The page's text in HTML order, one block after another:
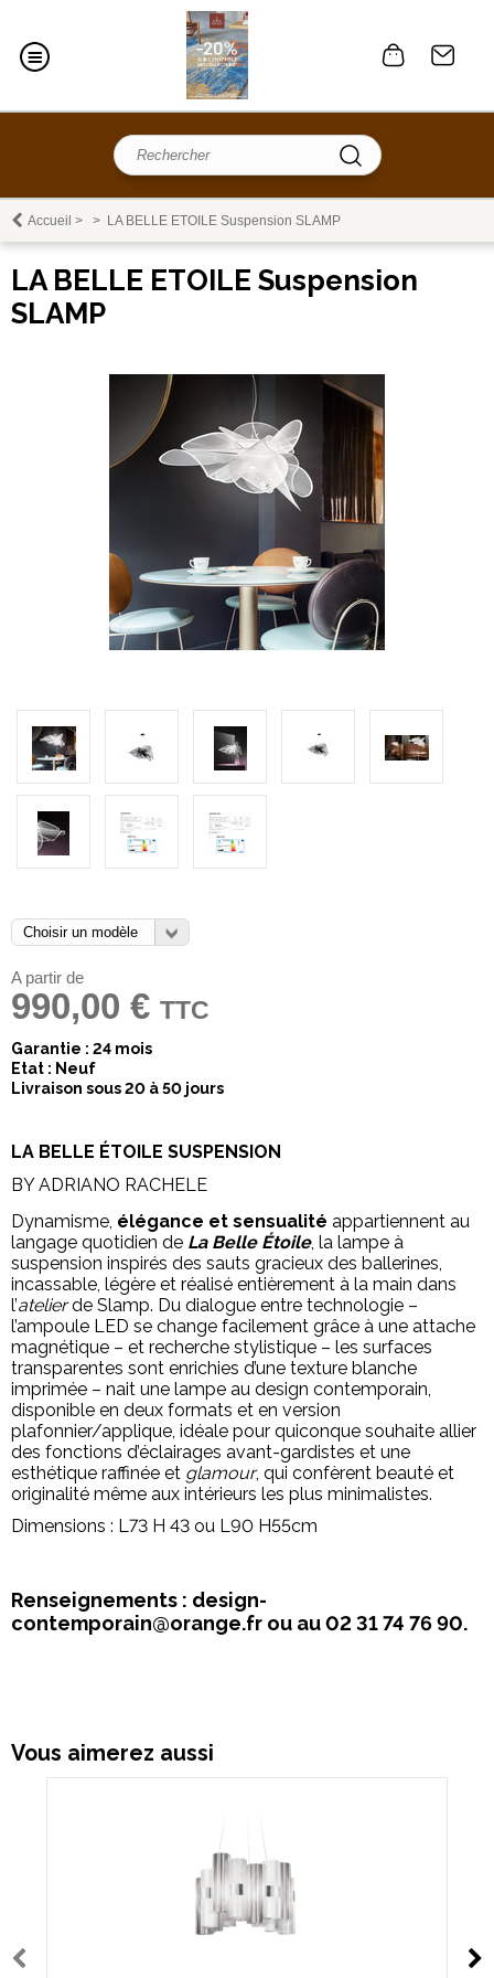
Accueil > > LA BELLE ETOILE Suspension SLAMP
LA BELLE ETOILE Suspension
SLAMP
A partir de
990,00 € TTC
Garantie : 24 mois
Etat : Neuf
Livraison sous 20 à 50 jours
LA BELLE ÉTOILE SUSPENSION
BY ADRIANO RACHELE
Dynamisme, élégance et sensualité appartiennent au
langage quotidien de La Belle Étoile, la lampe à
suspension inspirés des sauts gracieux des ballerines,
incassable, légère et réalisé entièrement à la main dans
l’atelierde Slamp. Du dialogue entre technologie –
l’ampoule LED se change facilement grâce à une attache
magnétique – et recherche stylistique – les surfaces
transparentes sont enrichies d’une texture blanche
imprimée – nait une lampe au design contemporain,
disponible en deux formats et en version
plafonnier/applique, idéale pour quiconque souhaite allier
des fonctions d’éclairages avant-gardistes et une
esthétique raffinée et glamour, qui confèrent beauté et
originalité même aux intérieurs les plus minimalistes.
Dimensions : L73 H 43 ou L90 H55cm
Renseignements : design-
contemporain@orange.fr ou au 02 31 74 76 90.
Vous aimerez aussi